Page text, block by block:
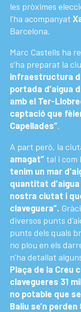
les pròximes
l’ha acompanyat
Barcelona.
Marc Castells ha
s’ha preparat la
infraestructura
portada d’aigua
amb el Ter-
captació que
Capellades”.
A part però, la
amagat” tal i com
tenim un mar
quantitat
nostra ciutat i
claveguera”.
diversos punts
punts dels quals
no plou en els
n’ha detallat
Plaça de la Creu
clavegueres 31
no potable que
Baliu se’n